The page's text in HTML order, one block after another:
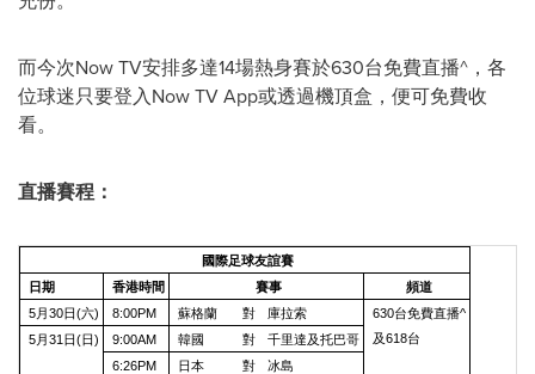
而今次Now TV安排多達14場熱身賽於630台免費直播^，各
位球迷只要登入Now TV App或透過機頂盒，便可免費收
看。
直播賽程：
國際足球友誼賽
日期
香港時間 賽事
頻道
5月30日(六)
8:00PM 蘇格蘭 對 庫拉索
630台免費直播^
及618台
5月31日(日) 9:00AM 韓國 對
千里達及托巴哥
6:26PM
日本 對
冰島